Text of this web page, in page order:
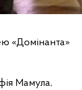
«Домінанта»
Мамула,